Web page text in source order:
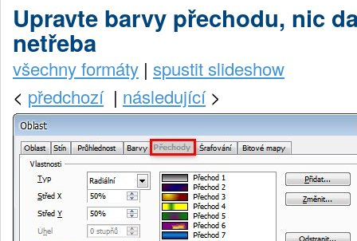
Upravte barvy přechodu, nic
netřeba
všechny formáty | spustit slideshow
< předchozí| následující>